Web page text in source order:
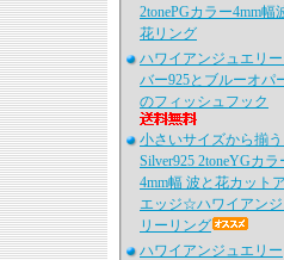
2tonePGカラー4mm幅
花リング
ハワイアンジュエリ
バー925とブルーオパ
のフィッシュフック
小さいサイズから揃う
Silver925 2toneYGカラ
4mm幅 波と花カット
エッジ☆ハワイアンジ
リーリング
ハワイアンジュエリー